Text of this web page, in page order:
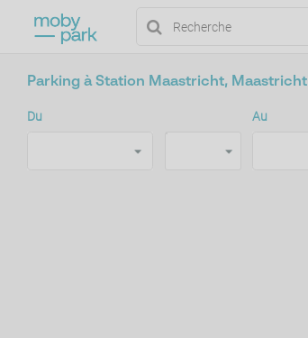
Parking à Station Maastricht, Maastricht
Du Au